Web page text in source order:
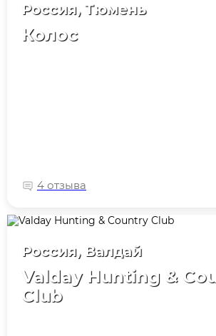
Россия, Тюмень
Колос
4 отзыва
Россия, Валдай
Valday Hunting &
Club